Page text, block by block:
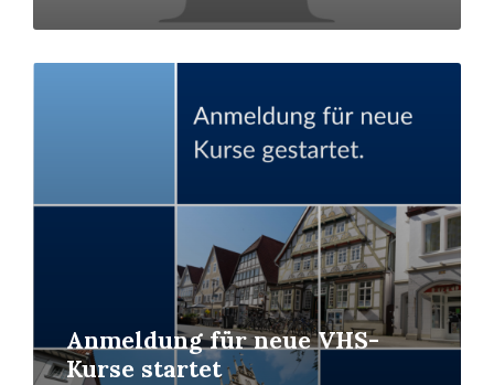
Anmeldung für neue VHS-
Kurse startet
Mehr